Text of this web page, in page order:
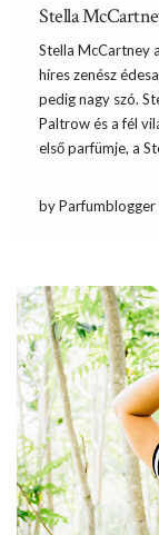
Stella
Stella McCartney
híres zenész
pedig nagy szó.
Paltrow és a fél
első parfümje, a
by Parfumblogger